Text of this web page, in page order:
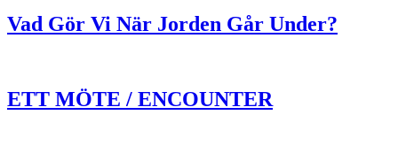
Vad Gör Vi När Jorden Går Under?
ETT MÖTE / ENCOUNTER